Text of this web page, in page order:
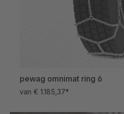
pewag omnimat ring 6
van € 1.185,37*